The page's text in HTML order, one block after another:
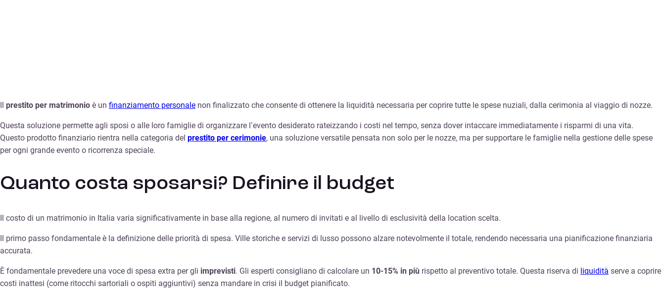
Il prestito per matrimonio è un finanziamento personale non finalizzato che consente di ottenere la liquidità necessaria per coprire tutte le spese nuziali, dalla cerimonia al viaggio di nozze.
Questa soluzione permette agli sposi o alle loro famiglie di organizzare l’evento desiderato rateizzando i costi nel tempo, senza dover intaccare immediatamente i risparmi di una vita.
Questo prodotto finanziario rientra nella categoria del prestito per cerimonie, una soluzione versatile pensata non solo per le nozze, ma per supportare le famiglie nella gestione delle spese
per ogni grande evento o ricorrenza speciale.
Quanto costa sposarsi? Definire il budget
Il costo di un matrimonio in Italia varia significativamente in base alla regione, al numero di invitati e al livello di esclusività della location scelta.
Il primo passo fondamentale è la definizione delle priorità di spesa. Ville storiche e servizi di lusso possono alzare notevolmente il totale, rendendo necessaria una pianificazione finanziaria
accurata.
È fondamentale prevedere una voce di spesa extra per gli imprevisti. Gli esperti consigliano di calcolare un 10-15% in più rispetto al preventivo totale. Questa riserva di liquidità serve a coprire
costi inattesi (come ritocchi sartoriali o ospiti aggiuntivi) senza mandare in crisi il budget pianificato.